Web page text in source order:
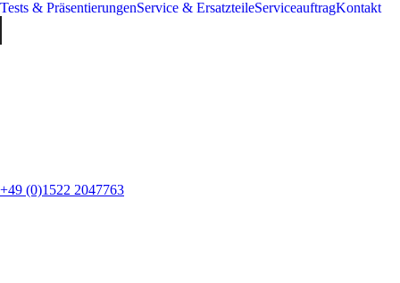
Tests & PräsentierungenService & ErsatzteileServiceauftragKontakt
+49 (0)1522 2047763